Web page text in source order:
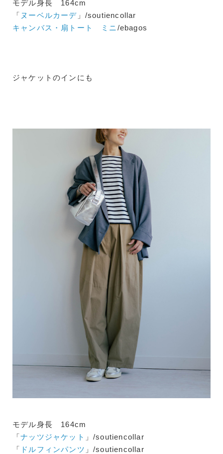
モデル身長 164cm
「 ヌーベルカーデ 」/soutiencollar
キャンバス・扇トート ミニ/ebagos
ジャケットのインにも
モデル身長 164cm
「ナッツジャケット 」/soutiencollar
「 ドルフィンパンツ 」/soutiencollar